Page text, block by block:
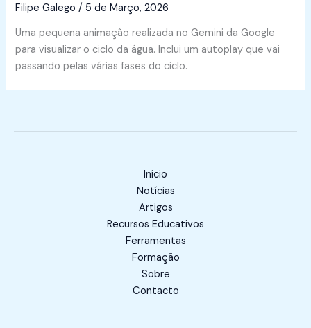
Filipe Galego/ 5 de Março, 2026
Uma pequena animação realizada no Gemini da Google
para visualizar o ciclo da água. Inclui um autoplay que vai
passando pelas várias fases do ciclo.
Início
Notícias
Artigos
Recursos Educativos
Ferramentas
Formação
Sobre
Contacto